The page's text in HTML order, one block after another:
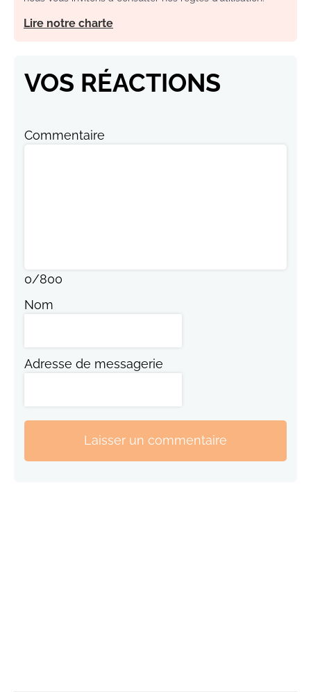
Lire notre charte
VOS RÉACTIONS
Commentaire
0/800
Nom
Adresse de messagerie
Laisser un commentaire